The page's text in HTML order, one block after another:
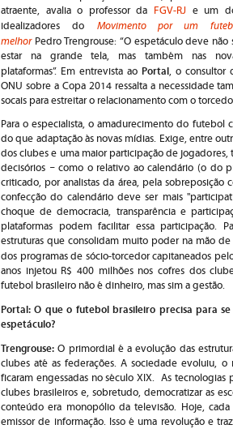
atraente, avalia o professor da FGV-RJe um
idealizadores do Movimento por um
melhorPedro Trengrouse: “O espetáculo deve não
estar na grande tela, mas também nas
plataformas”. Em entrevista ao Portal, o consultor
ONU sobre a Copa 2014 ressalta a necessidade
socais para estreitar o relacionamento com o
Para o especialista, o amadurecimento do
do que adaptação às novas mídias. Exige, entre
dos clubes e uma maior participação de
decisórios –como o relativo ao calendário (o do
criticado, por analistas da área, pela sobreposição
confecção do calendário deve ser mais
choque de democracia, transparência e
plataformas podem facilitar essa participação.
estruturas que consolidam muito poder na mão
dos programas de sócio-torcedor capitaneados
anos injetou R$ 400 milhões nos cofres dos
futebol brasileiro não é dinheiro, mas sim a gestão.
Portal: O que o futebol brasileiro precisa para
espetáculo?
Trengrouse:O primordial é a evolução das
clubes até as federações. A sociedade evoluiu,
ficaram engessadas no século XIX. As
clubes brasileiros e, sobretudo, democratizar as
conteúdo era monopólio da televisão. Hoje,
emissor de informação. Isso é uma revolução e